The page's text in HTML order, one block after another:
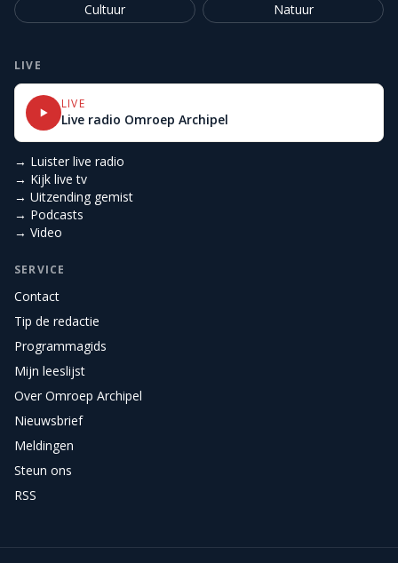
Cultuur
Natuur
LIVE
LIVE
Live radio Omroep Archipel
→ Luister live radio
→ Kijk live tv
→ Uitzending gemist
→ Podcasts
→ Video
SERVICE
Contact
Tip de redactie
Programmagids
Mijn leeslijst
Over Omroep Archipel
Nieuwsbrief
Meldingen
Steun ons
RSS